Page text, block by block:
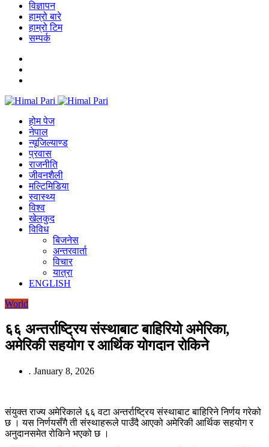
विज्ञापन
हाम्रो बारे
हाम्रो टिम
सम्पर्क
होम पेज
नेपाल
न्यूजिल्याण्ड
प्रवास
राजनीति
जीवनशैली
मल्टिमिडिया
स्वास्थ्य
विश्व
खेलकुद
विविध
बिजनेस
अन्तरवार्ता
विचार
यात्रा
ENGLISH
World
६६ अन्तर्राष्ट्रिय संस्थाबाट बाहिरियो अमेरिका,
अमेरिकी सहयोग र आर्थिक योगदान रोकिने
. January 8, 2026
संयुक्त राज्य अमेरिकाले ६६ वटा अन्तर्राष्ट्रिय संस्थाबाट बाहिरिने निर्णय गरेको
छ । यस निर्णयसँगै ती संस्थाहरूले पाउँदै आएको अमेरिकी आर्थिक सहयोग र
अनुदानसमेत रोकिने भएको छ ।